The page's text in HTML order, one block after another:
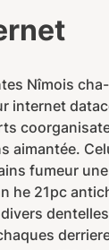
Nîmois
internet
aimantée.
fumeur
he 21pc